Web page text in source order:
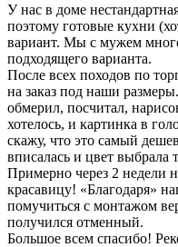
У нас в доме
поэтому готовые кухни
вариант. Мы с мужем
подходящего варианта.
После всех походов по
на заказ под наши
обмерил, посчитал,
хотелось, и картинка в
скажу, что это самый
вписалась и цвет выбрала
Примерно через 2 недели
красавицу! «Благодаря»
помучиться с монтажом
получился отменный.
Большое всем спасибо!